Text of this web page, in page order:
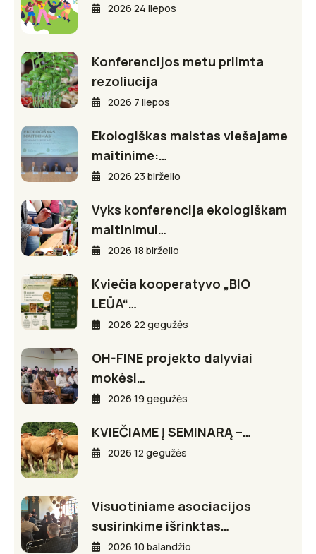
2026 24 liepos
Konferencijos metu priimta
rezoliucija
2026 7 liepos
Ekologiškas maistas viešajame
maitinime:…
2026 23 birželio
Vyks konferencija ekologiškam
maitinimui…
2026 18 birželio
Kviečia kooperatyvo „BIO
LEŪA“…
2026 22 gegužės
OH-FINE projekto dalyviai
mokėsi…
2026 19 gegužės
KVIEČIAME Į SEMINARĄ –…
2026 12 gegužės
Visuotiniame asociacijos
susirinkime išrinktas…
2026 10 balandžio